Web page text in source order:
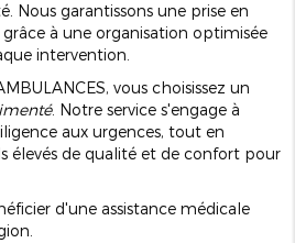
Nous garantissons une prise en
à une organisation optimisée
intervention.
vous choisissez un
. Notre service s'engage à
aux urgences, tout en
élevés de qualité et de confort pour
d'une assistance médicale